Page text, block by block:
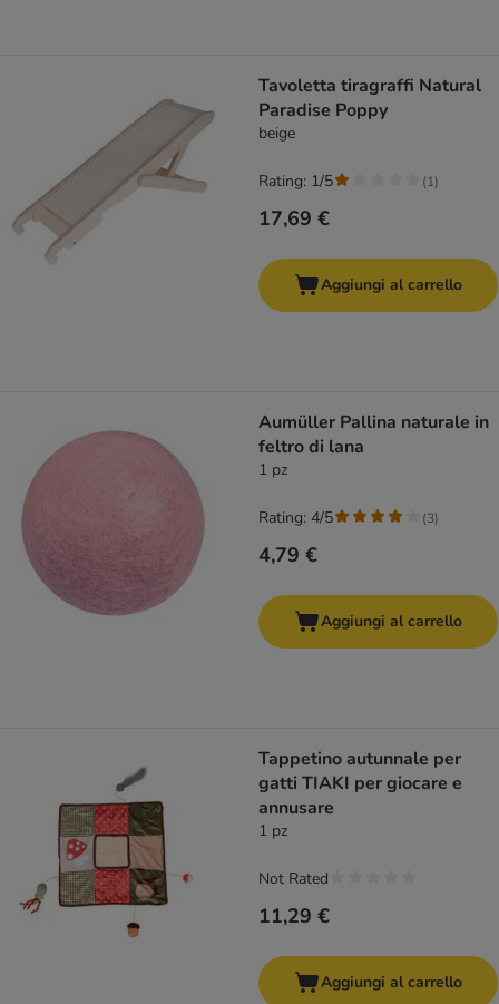
Tavoletta tiragraffi Natural
Paradise Poppy
beige
17,69 €
Rating: 1/5 (1)
Aggiungi al carrello
Aumüller Pallina naturale in
feltro di lana
1 pz
4,79 €
Rating: 4/5 (3)
Aggiungi al carrello
Tappetino autunnale per
gatti TIAKI per giocare e
annusare
1 pz
11,29 €
Not Rated
Aggiungi al carrello